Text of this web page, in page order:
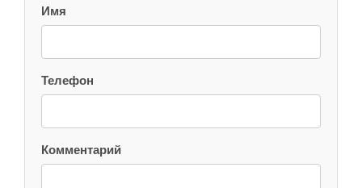
Имя
Телефон
Комментарий